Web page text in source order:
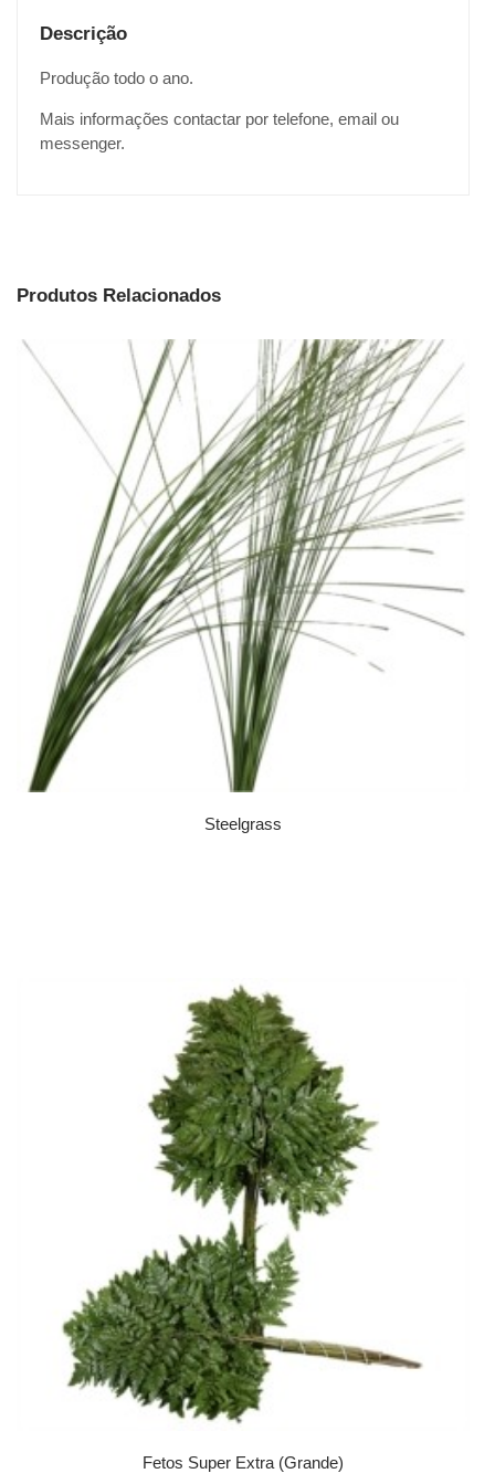
Descrição
Produção todo o ano.
Mais informações contactar por telefone, email ou
messenger.
Produtos Relacionados
Steelgrass
Fetos Super Extra (Grande)